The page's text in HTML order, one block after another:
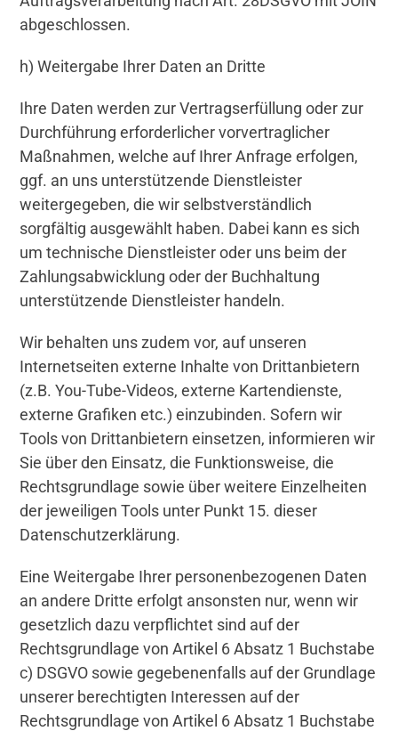
abgeschlossen.
h) Weitergabe Ihrer Daten an Dritte
Ihre Daten werden zur Vertragserfüllung oder zur
Durchführung erforderlicher vorvertraglicher
Maßnahmen, welche auf Ihrer Anfrage erfolgen,
ggf. an uns unterstützende Dienstleister
weitergegeben, die wir selbstverständlich
sorgfältig ausgewählt haben. Dabei kann es sich
um technische Dienstleister oder uns beim der
Zahlungsabwicklung oder der Buchhaltung
unterstützende Dienstleister handeln.
Wir behalten uns zudem vor, auf unseren
Internetseiten externe Inhalte von Drittanbietern
(z.B. You-Tube-Videos, externe Kartendienste,
externe Grafiken etc.) einzubinden. Sofern wir
Tools von Drittanbietern einsetzen, informieren wir
Sie über den Einsatz, die Funktionsweise, die
Rechtsgrundlage sowie über weitere Einzelheiten
der jeweiligen Tools unter Punkt 15. dieser
Datenschutzerklärung.
Eine Weitergabe Ihrer personenbezogenen Daten
an andere Dritte erfolgt ansonsten nur, wenn wir
gesetzlich dazu verpflichtet sind auf der
Rechtsgrundlage von Artikel 6 Absatz 1 Buchstabe
c) DSGVO sowie gegebenenfalls auf der Grundlage
unserer berechtigten Interessen auf der
Rechtsgrundlage von Artikel 6 Absatz 1 Buchstabe